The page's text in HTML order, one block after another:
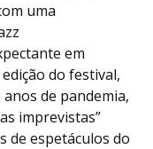
uma
em
do festival,
de pandemia,
imprevistas”
de espetáculos do